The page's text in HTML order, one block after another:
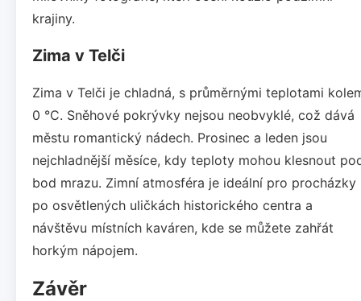
krajiny.
Zima v Telči
Zima v Telči je chladná, s průměrnými teplotami
0 °C. Sněhové pokrývky nejsou neobvyklé, což dává
městu romantický nádech. Prosinec a leden jsou
nejchladnější měsíce, kdy teploty mohou klesnout
bod mrazu. Zimní atmosféra je ideální pro procházky
po osvětlených uličkách historického centra a
návštěvu místních kaváren, kde se můžete zahřát
horkým nápojem.
Závěr